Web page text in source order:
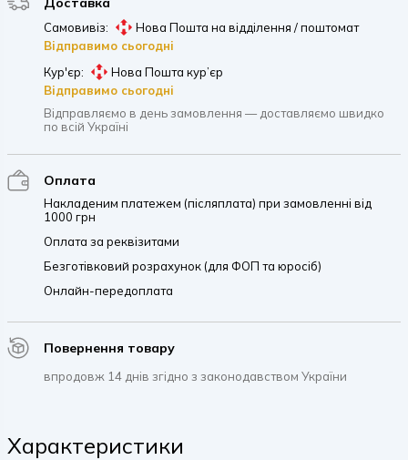
Самовивіз:
Нова Пошта на відділення / поштомат
Відправимо сьогодні
Кур'єр:
Нова Пошта кур’єр
Відправимо сьогодні
Відправляємо в день замовлення — доставляємо швидко
по всій Україні
Оплата
Накладеним платежем (післяплата) при замовленні від
1000 грн
Оплата за реквізитами
Безготівковий розрахунок (для ФОП та юросіб)
Онлайн-передоплата
Повернення товару
впродовж 14 днів згідно з законодавством України
Характеристики